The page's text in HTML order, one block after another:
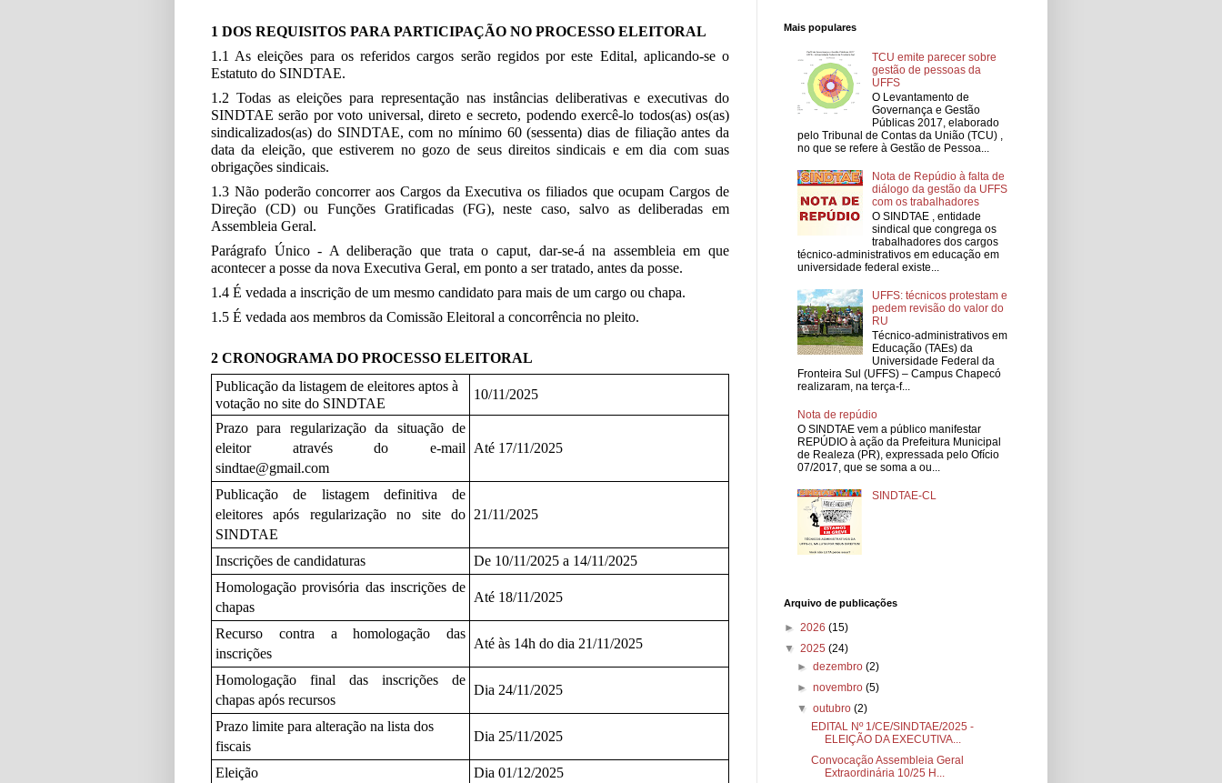
1 DOS REQUISITOS PARA PARTICIPAÇÃO NO PROCESSO ELEITORAL
1.1 As eleições para os referidos cargos serão regidos por este Edital, aplicando-se o
Estatuto do SINDTAE.
1.2 Todas as eleições para representação nas instâncias deliberativas e executivas do
SINDTAE serão por voto universal, direto e secreto, podendo exercê-lo todos(as) os(as)
sindicalizados(as) do SINDTAE, com no mínimo 60 (sessenta) dias de filiação antes da
data da eleição, que estiverem no gozo de seus direitos sindicais e em dia com suas
obrigações sindicais.
1.3 Não poderão concorrer aos Cargos da Executiva os filiados que ocupam Cargos de
Direção (CD) ou Funções Gratificadas (FG), neste caso, salvo as deliberadas em
Assembleia Geral.
Parágrafo Único - A deliberação que trata o caput, dar-se-á na assembleia em que
acontecer a posse da nova Executiva Geral, em ponto a ser tratado, antes da posse.
1.4 É vedada a inscrição de um mesmo candidato para mais de um cargo ou chapa.
1.5 É vedada aos membros da Comissão Eleitoral a concorrência no pleito.
2 CRONOGRAMA DO PROCESSO ELEITORAL
Publicação da listagem de eleitores aptos à
votação no site do SINDTAE
10/11/2025
Prazo para regularização da situação de
eleitor através do e-mail
sindtae@gmail.com
Até 17/11/2025
Publicação de listagem definitiva de
eleitores após regularização no site do
SINDTAE
21/11/2025
Inscrições de candidaturas
De 10/11/2025 a 14/11/2025
Homologação provisória das inscrições de
chapas
Até 18/11/2025
Recurso contra a homologação das
inscrições
Até às 14h do dia 21/11/2025
Homologação final das inscrições de
chapas após recursos
Dia 24/11/2025
Prazo limite para alteração na lista dos
fiscais
Dia 25/11/2025
Eleição
Dia 01/12/2025
Mais populares
TCU emite parecer sobre
gestão de pessoas da
UFFS
O Levantamento de
Governança e Gestão
Públicas 2017, elaborado
pelo Tribunal de Contas da União (TCU) ,
no que se refere à Gestão de Pessoa...
Nota de Repúdio à falta de
diálogo da gestão da UFFS
com os trabalhadores
O SINDTAE , entidade
sindical que congrega os
trabalhadores dos cargos
técnico-administrativos em educação em
universidade federal existe...
UFFS: técnicos protestam e
pedem revisão do valor do
RU
Técnico-administrativos em
Educação (TAEs) da
Universidade Federal da
Fronteira Sul (UFFS) – Campus Chapecó
realizaram, na terça-f...
Nota de repúdio
O SINDTAE vem a público manifestar
REPÚDIO à ação da Prefeitura Municipal
de Realeza (PR), expressada pelo Ofício
07/2017, que se soma a ou...
SINDTAE-CL
Arquivo de publicações
► 2026 (15)
▼ 2025 (24)
►dezembro(2)
►novembro(5)
▼outubro(2)
EDITAL Nº 1/CE/SINDTAE/2025 -
ELEIÇÃO DA EXECUTIVA...
Convocação Assembleia Geral
Extraordinária 10/25 H...